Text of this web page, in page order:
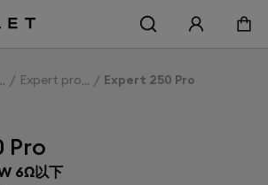
Expert pro Expert 250 Pro
Pro
6Ω以下